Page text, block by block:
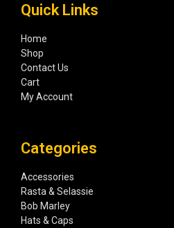
Quick Links
Home
Shop
Contact Us
Cart
My Account
Categories
Accessories
Rasta & Selassie
Bob Marley
Hats & Caps